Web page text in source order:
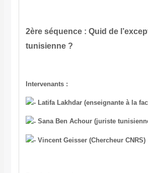
2ère séquence : Quid de
tunisienne ?
Intervenants :
Latifa Lakhdar (enseignante à la
Sana Ben Achour (juriste
Vincent Geisser (Chercheur CNRS)